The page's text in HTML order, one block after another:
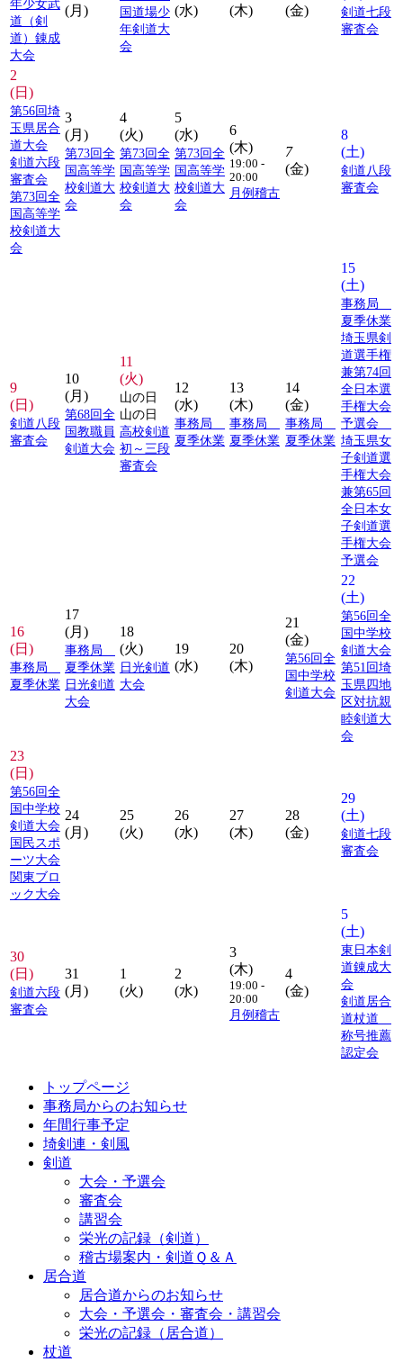
年少女武
道（剣
道）錬成
大会
(月)
国道場少
年剣道大
会
(水)
(木)
(金)
剣道七段
審査会
2
(日)
第56回埼
玉県居合
道大会
剣道六段
審査会
第73回全
国高等学
校剣道大
会
3
(月)
第73回全
国高等学
校剣道大
会
4
(火)
第73回全
国高等学
校剣道大
会
5
(水)
第73回全
国高等学
校剣道大
会
6
(木)
19:00 -
20:00
月例稽古
7
(金)
8
(土)
剣道八段
審査会
9
(日)
剣道八段
審査会
10
(月)
第68回全
国教職員
剣道大会
11
(火)
山の日
山の日
高校剣道
初～三段
審査会
12
(水)
事務局
夏季休業
13
(木)
事務局
夏季休業
14
(金)
事務局
夏季休業
15
(土)
事務局
夏季休業
埼玉県剣
道選手権
兼第74回
全日本選
手権大会
予選会
埼玉県女
子剣道選
手権大会
兼第65回
全日本女
子剣道選
手権大会
予選会
16
(日)
事務局
夏季休業
17
(月)
事務局
夏季休業
日光剣道
大会
18
(火)
日光剣道
大会
19
(水)
20
(木)
21
(金)
第56回全
国中学校
剣道大会
22
(土)
第56回全
国中学校
剣道大会
第51回埼
玉県四地
区対抗親
睦剣道大
会
23
(日)
第56回全
国中学校
剣道大会
国民スポ
ーツ大会
関東ブロ
ック大会
24
(月)
25
(火)
26
(水)
27
(木)
28
(金)
29
(土)
剣道七段
審査会
30
(日)
剣道六段
審査会
31
(月)
1
(火)
2
(水)
3
(木)
19:00 -
20:00
月例稽古
4
(金)
5
(土)
東日本剣
道錬成大
会
剣道居合
道杖道
称号推薦
認定会
トップページ
事務局からのお知らせ
年間行事予定
埼剣連・剣風
剣道
大会・予選会
審査会
講習会
栄光の記録（剣道）
稽古場案内・剣道Ｑ＆Ａ
居合道
居合道からのお知らせ
大会・予選会・審査会・講習会
栄光の記録（居合道）
杖道